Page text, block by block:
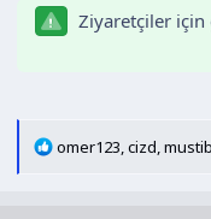
Ziyaretçiler
T
omer123 cizd